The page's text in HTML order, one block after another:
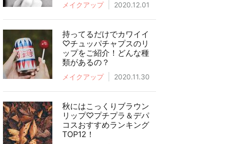
メイクアップ 2020.12.01
持ってるだけでカワイイ
♡チュッパチャプスのリ
ップをご紹介！どんな種
類があるの？
メイクアップ 2020.11.30
秋にはこっくりブラウン
リップ♡プチプラ＆デパ
コスおすすめランキング
TOP12！